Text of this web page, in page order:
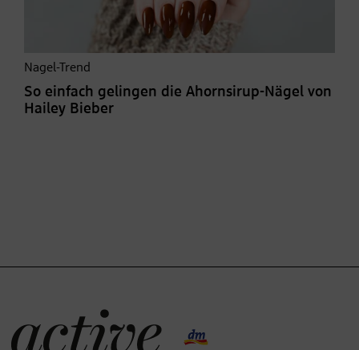
Nagel-Trend
So einfach gelingen die Ahornsirup-Nägel von
Hailey Bieber